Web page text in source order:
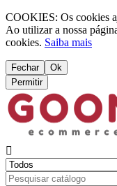
COOKIES: Os cookies
Ao utilizar a nossa
cookies. Saiba mais
Fechar
Ok
Permitir
